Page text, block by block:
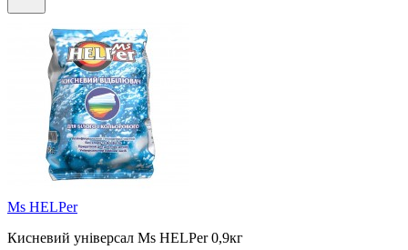
Ms HELPer
Кисневий універсал Ms HELPer 0,9кг